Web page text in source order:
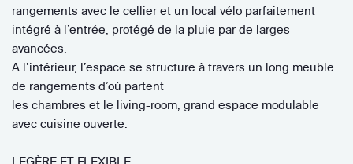
rangements avec le cellier et un local vélo parfaitement
intégré à l’entrée, protégé de la pluie par de larges
avancées.
A l’intérieur, l’espace se structure à travers un long meuble
de rangements d’où partent
les chambres et le living-room, grand espace modulable
avec cuisine ouverte.
LEGÈRE ET FLEXIBLE.